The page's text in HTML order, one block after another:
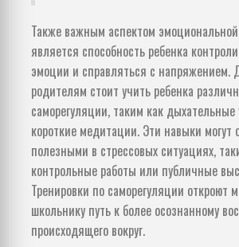
Также важным аспектом эмоциональной
является способность ребенка
эмоции и справляться с напряжением.
родителям стоит учить ребенка
саморегуляции, таким как
короткие медитации. Эти навыки могут
полезными в стрессовых ситуациях,
контрольные работы или публичные
Тренировки по саморегуляции откроют
школьнику путь к более осознанному
происходящего вокруг.